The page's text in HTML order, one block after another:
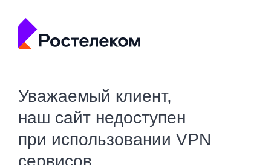
Уважаемый клиент,
наш сайт недоступен
при использовании VPN
сервисов